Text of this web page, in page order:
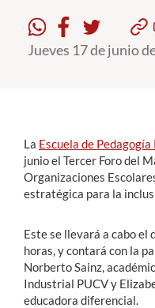
Formación Continua
Alumni
Jueves 17 de junio
La Escuela de Pedagogía
junio el Tercer Foro del
Organizaciones
estratégica para la
Este se llevará a cabo el
horas, y contará con la
Norberto Sainz,
Industrial PUCV y
educadora diferencial.